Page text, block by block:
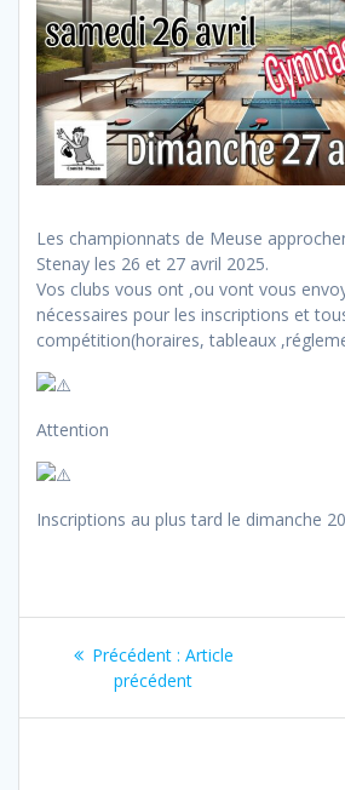
Les championnats de Meuse
Stenay les 26 et 27 avril 2025.
Vos clubs vous ont ,ou vont vous
nécessaires pour les inscriptions et
compétition(horaires, tableaux
Attention
Inscriptions au plus tard le dimanche
Navigation
Précédent : Article
précédent
Article
précédent